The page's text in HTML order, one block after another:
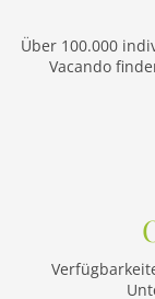
Über 100.000
Vacando